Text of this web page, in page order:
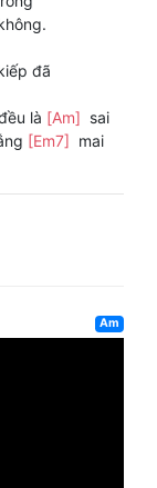
đã
là [Am] sai
[Em7] mai
Am